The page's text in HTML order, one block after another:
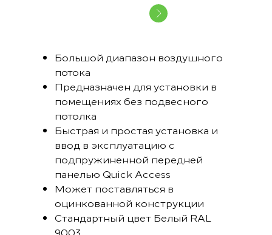
Большой диапазон воздушного
потока
Предназначен для установки в
помещениях без подвесного
потолка
Быстрая и простая установка и
ввод в эксплуатацию с
подпружиненной передней
панелью Quick Access
Может поставляться в
оцинкованной конструкции
Стандартный цвет Белый RAL
9003